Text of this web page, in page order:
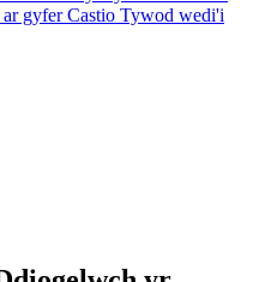
gyfer Castio Tywod wedi'i